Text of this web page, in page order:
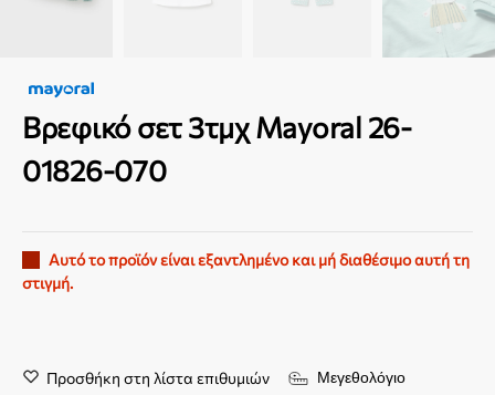
Βρεφικό σετ 3τμχ Mayoral 26-
01826-070
Αυτό το προϊόν είναι εξαντλημένο και μή διαθέσιμο αυτή τη
στιγμή.
Προσθήκη στη λίστα επιθυμιών Μεγεθολόγιο